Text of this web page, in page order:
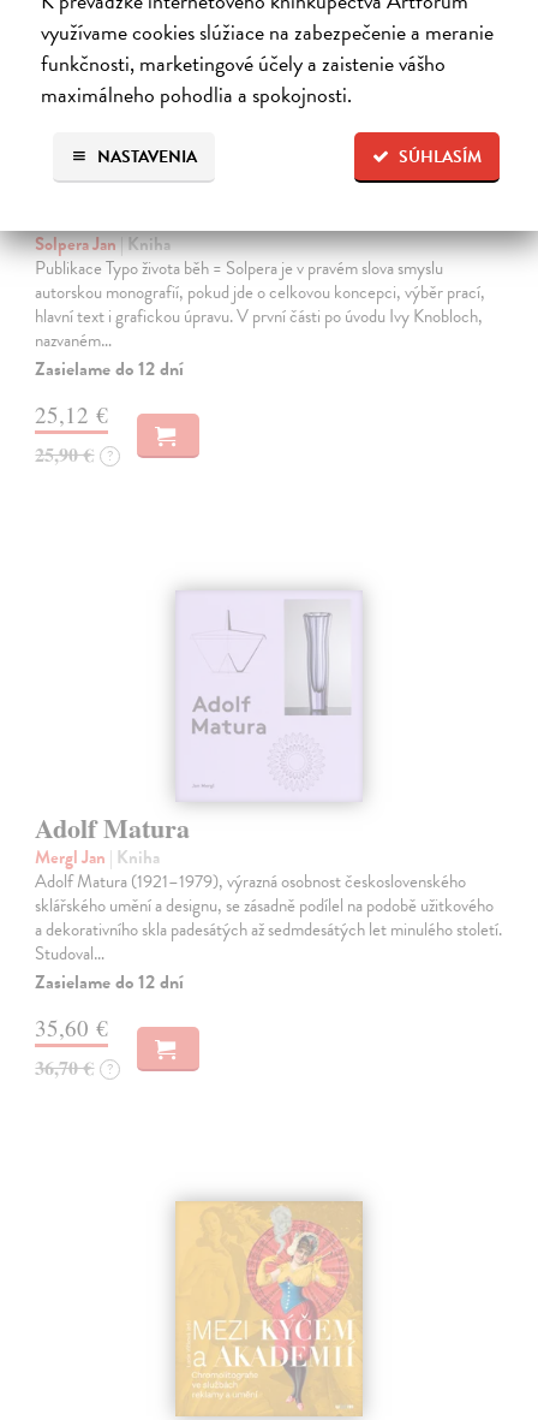
využívame cookies slúžiace na zabezpečenie a meranie
funkčnosti, marketingové účely a zaistenie vášho
maximálneho pohodlia a spokojnosti.
SÚHLASÍM
NASTAVENIA
Solpera Jan| Kniha
Publikace Typo života běh = Solpera je v pravém slova smyslu
autorskou monografií, pokud jde o celkovou koncepci, výběr prací,
hlavní text i grafickou úpravu. V první části po úvodu Ivy Knobloch,
nazvaném…
Zasielame do 12 dní
25,12 €
25,90 € ?
Adolf Matura
Mergl Jan | Kniha
Adolf Matura (1921–1979), výrazná osobnost československého
sklářského umění a designu, se zásadně podílel na podobě užitkového
a dekorativního skla padesátých až sedmdesátých let minulého století.
Studoval…
Zasielame do 12 dní
35,60 €
36,70 € ?